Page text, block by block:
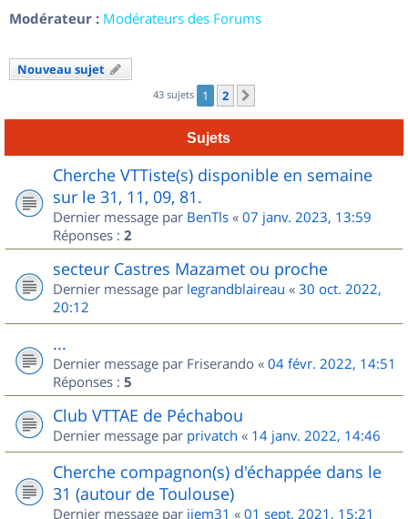
Modérateur : Modérateurs des Forums
Nouveau sujet
43 sujets 1 2
Sujets
Cherche VTTiste(s) disponible en semaine
sur le 31, 11, 09, 81.
Dernier message par BenTls « 07 janv. 2023, 13:59
Réponses : 2
secteur Castres Mazamet ou proche
Dernier message par legrandblaireau « 30 oct. 2022,
20:12
...
Dernier message par Friserando « 04 févr. 2022, 14:51
Réponses : 5
Club VTTAE de Péchabou
Dernier message par privatch « 14 janv. 2022, 14:46
Cherche compagnon(s) d'échappée dans le
31 (autour de Toulouse)
Dernier message par jiem31 « 01 sept. 2021, 15:21